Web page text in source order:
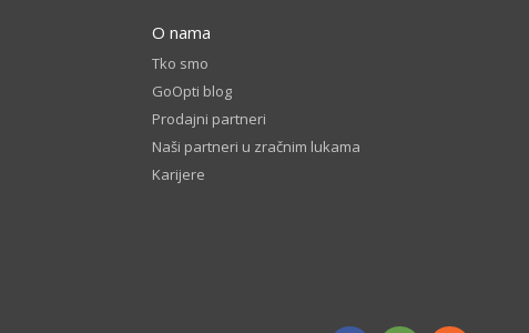
O nama
Tko smo
GoOpti blog
Prodajni partneri
Naši partneri u zračnim lukama
Karijere